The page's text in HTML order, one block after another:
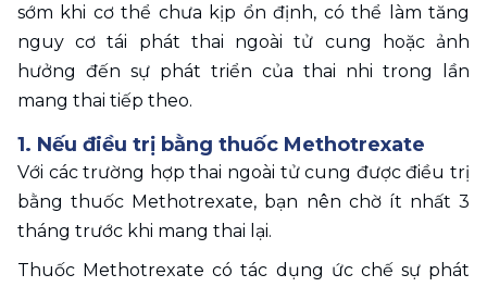
sớm khi cơ thể chưa kịp ổn định, có thể làm tăng
nguy cơ tái phát thai ngoài tử cung hoặc ảnh
hưởng đến sự phát triển của thai nhi trong lần
mang thai tiếp theo.
1. Nếu điều trị bằng thuốc Methotrexate
Với các trường hợp thai ngoài tử cung được điều trị
bằng thuốc Methotrexate, bạn nên chờ ít nhất 3
tháng trước khi mang thai lại.
Thuốc Methotrexate có tác dụng ức chế sự phát